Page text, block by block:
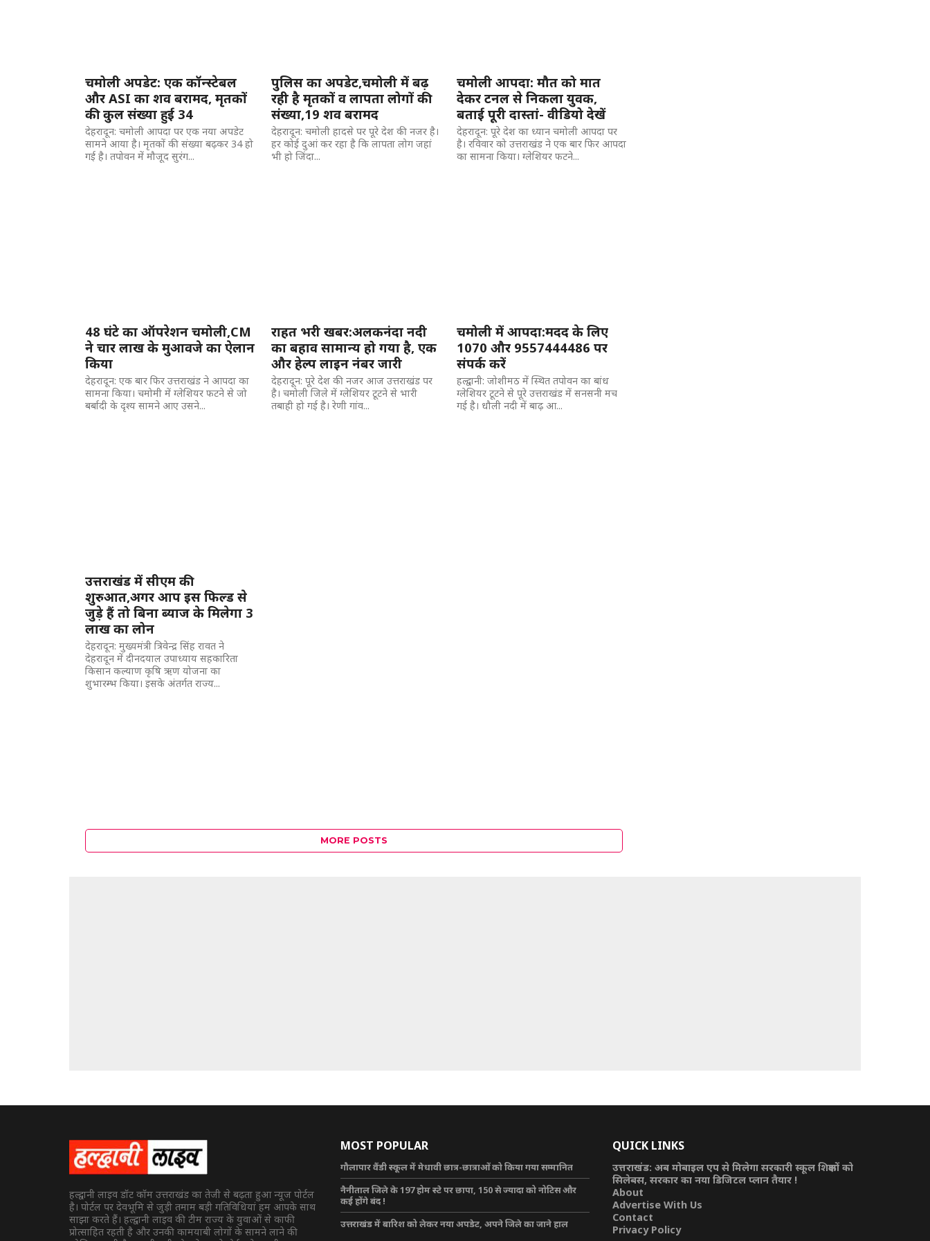
चमोली अपडेट: एक कॉन्स्टेबल
और ASI का शव बरामद, मृतकों
की कुल संख्या हुई 34
देहरादून: चमोली आपदा पर एक नया अपडेट
सामने आया है। मृतकों की संख्या बढ़कर 34 हो
गई है। तपोवन में मौजूद सुरंग...
पुलिस का अपडेट,चमोली में बढ़
रही है मृतकों व लापता लोगों की
संख्या,19 शव बरामद
देहरादून: चमोली हादसे पर पूरे देश की नजर है।
हर कोई दुआं कर रहा है कि लापता लोग जहां
भी हो जिंदा...
चमोली आपदा: मौत को मात
देकर टनल से निकला युवक,
बताई पूरी दास्तां- वीडियो देखें
देहरादून: पूरे देश का ध्यान चमोली आपदा पर
है। रविवार को उत्तराखंड ने एक बार फिर आपदा
का सामना किया। ग्लेशियर फटने...
48 घंटे का ऑपरेशन चमोली,CM
ने चार लाख के मुआवजे का ऐलान
किया
देहरादून: एक बार फिर उत्तराखंड ने आपदा का
सामना किया। चमोमी में ग्लेशियर फटने से जो
बर्बादी के दृश्य सामने आए उसने...
राहत भरी खबर:अलकनंदा नदी
का बहाव सामान्य हो गया है, एक
और हेल्प लाइन नंबर जारी
देहरादून: पूरे देश की नजर आज उत्तराखंड पर
है। चमोली जिले में ग्लेशियर टूटने से भारी
तबाही हो गई है। रेणी गांव...
चमोली में आपदा:मदद के लिए
1070 और 9557444486 पर
संपर्क करें
हल्द्वानी: जोशीमठ में स्थित तपोवन का बांध
ग्लेशियर टूटने से पूरे उत्तराखंड में सनसनी मच
गई है। धौली नदी में बाढ़ आ...
उत्तराखंड में सीएम की
शुरुआत,अगर आप इस फिल्ड से
जुड़े हैं तो बिना ब्याज के मिलेगा 3
लाख का लोन
देहरादून: मुख्यमंत्री त्रिवेन्द्र सिंह रावत ने
देहरादून में दीनदयाल उपाध्याय सहकारिता
किसान कल्याण कृषि ऋण योजना का
शुभारम्भ किया। इसके अंतर्गत राज्य...
MORE POSTS
हल्द्वानी लाइव डॉट कॉम उत्तराखंड का तेजी से बढ़ता हुआ न्यूज पोर्टल
है। पोर्टल पर देवभूमि से जुड़ी तमाम बड़ी गतिविधियां हम आपके साथ
साझा करते हैं। हल्द्वानी लाइव की टीम राज्य के युवाओं से काफी
प्रोत्साहित रहती है और उनकी कामयाबी लोगों के सामने लाने की
MOST POPULAR
गौलापार वैंडी स्कूल में मेधावी छात्र-छात्राओं को किया गया सम्मानित
नैनीताल जिले के 197 होम स्टे पर छापा, 150 से ज्यादा को नोटिस और
कई होंगे बंद !
उत्तराखंड में बारिश को लेकर नया अपडेट, अपने जिले का जाने हाल
QUICK LINKS
उत्तराखंड: अब मोबाइल एप से मिलेगा सरकारी स्कूल शिक्षकों को
सिलेबस, सरकार का नया डिजिटल प्लान तैयार !
About
Advertise With Us
Contact
Privacy Policy